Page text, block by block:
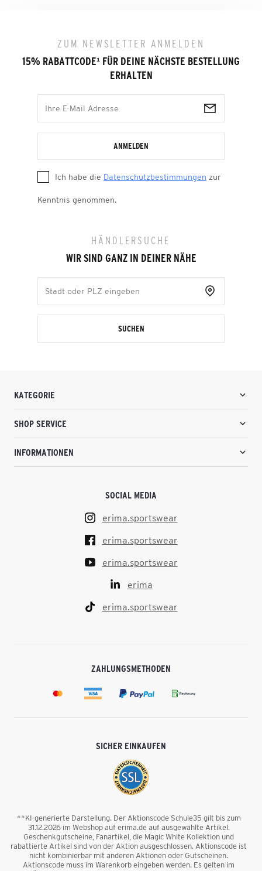
ZUM NEWSLETTER ANMELDEN
15% RABATTCODE¹ FÜR DEINE NÄCHSTE BESTELLUNG
ERHALTEN
ANMELDEN
Ich habe die Datenschutzbestimmungen zur
Kenntnis genommen.
HÄNDLERSUCHE
WIR SIND GANZ IN DEINER NÄHE
SUCHEN
KATEGORIE
SHOP SERVICE
INFORMATIONEN
SOCIAL MEDIA
erima.sportswear
erima.sportswear
erima.sportswear
erima
erima.sportswear
ZAHLUNGSMETHODEN
SICHER EINKAUFEN
**KI-generierte Darstellung. Der Aktionscode Schule35 gilt bis zum
31.12.2026 im Webshop auf erima.de auf ausgewählte Artikel.
Geschenkgutscheine, Fanartikel, die Magic White Kollektion und
rabattierte Artikel sind von der Aktion ausgeschlossen. Aktionscode ist
nicht kombinierbar mit anderen Aktionen oder Gutscheinen.
Aktionscode muss im Warenkorb eingeben werden. Es gelten im